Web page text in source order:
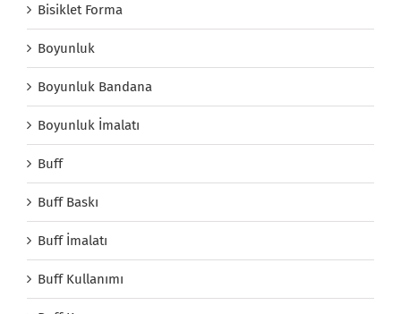
Bisiklet Forma
Boyunluk
Boyunluk Bandana
Boyunluk İmalatı
Buff
Buff Baskı
Buff İmalatı
Buff Kullanımı